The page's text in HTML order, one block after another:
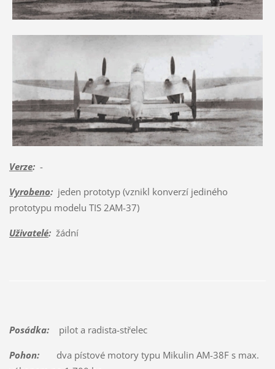
Verze:-
Vyrobeno:jeden prototyp (vznikl konverzí jediného
prototypu modelu TIS 2AM-37)
Uživatelé:žádní
Posádka:pilot a radista-střelec
Pohon:dva pístové motory typu Mikulin AM-38F s max.